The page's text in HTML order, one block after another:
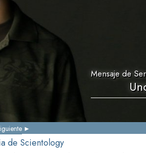
Mensaje de
de Scientology